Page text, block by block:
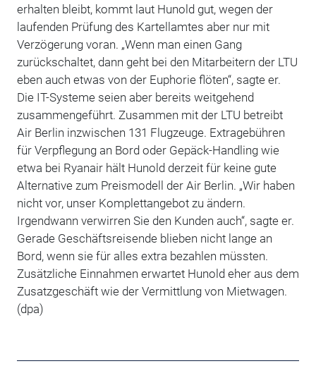
erhalten bleibt, kommt laut Hunold gut, wegen der
laufenden Prüfung des Kartellamtes aber nur mit
Verzögerung voran. „Wenn man einen Gang
zurückschaltet, dann geht bei den Mitarbeitern der LTU
eben auch etwas von der Euphorie flöten“, sagte er.
Die IT-Systeme seien aber bereits weitgehend
zusammengeführt. Zusammen mit der LTU betreibt
Air Berlin inzwischen 131 Flugzeuge. Extragebühren
für Verpflegung an Bord oder Gepäck-Handling wie
etwa bei Ryanair hält Hunold derzeit für keine gute
Alternative zum Preismodell der Air Berlin. „Wir haben
nicht vor, unser Komplettangebot zu ändern.
Irgendwann verwirren Sie den Kunden auch“, sagte er.
Gerade Geschäftsreisende blieben nicht lange an
Bord, wenn sie für alles extra bezahlen müssten.
Zusätzliche Einnahmen erwartet Hunold eher aus dem
Zusatzgeschäft wie der Vermittlung von Mietwagen.
(dpa)